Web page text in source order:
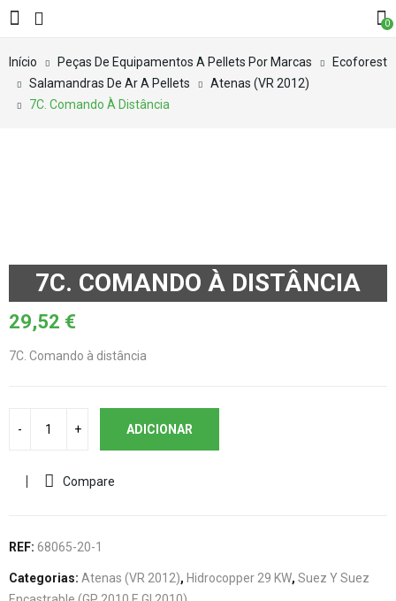
0
Início Peças De Equipamentos A Pellets Por Marcas
Ecoforest
Salamandras De Ar A Pellets
Atenas (VR 2012)
7C. Comando À Distância
7C. COMANDO À DISTÂNCIA
29,52 €
7C. Comando à distância
ADICIONAR
Compare
REF: 68065-20-1
Categorias: Atenas (VR 2012), Hidrocopper 29 KW, Suez Y Suez